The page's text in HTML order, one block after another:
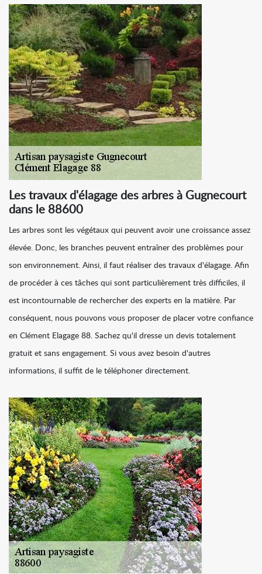
Les travaux d'élagage des arbres à Gugnecourt
dans le 88600
Les arbres sont les végétaux qui peuvent avoir une croissance assez
élevée. Donc, les branches peuvent entraîner des problèmes pour
son environnement. Ainsi, il faut réaliser des travaux d'élagage. Afin
de procéder à ces tâches qui sont particulièrement très difficiles, il
est incontournable de rechercher des experts en la matière. Par
conséquent, nous pouvons vous proposer de placer votre confiance
en Clément Elagage 88. Sachez qu'il dresse un devis totalement
gratuit et sans engagement. Si vous avez besoin d'autres
informations, il suffit de le téléphoner directement.